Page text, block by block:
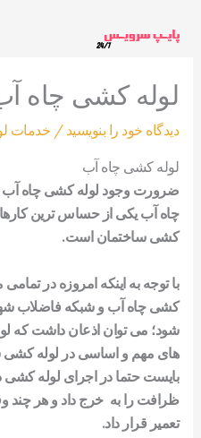
لوله کشی چاه
دیدگاه‌ خود را بنویسید / خدمات
لوله کشی چاه آب
ضرورت وجود لوله کشی چاه آب
چاه آب یکی از حساس ترین
کشی ساختمان است.
با توجه به اینکه امروزه در
کشیچاه آب و شبکه فاضلاب
شود؛ می توان اذعان داشت که
های مهم و اساسی در لوله
بایستحتما در اجرای لوله
ظرافترا بهخرج داد و هر چند
تعمیر قرار داد.